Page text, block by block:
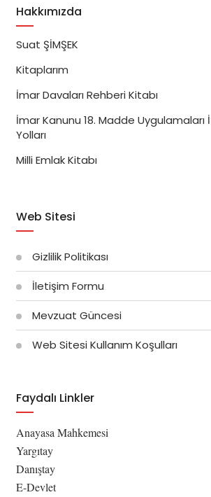
Hakkımızda
Suat ŞİMŞEK
Kitaplarım
İmar Davaları Rehberi Kitabı
İmar Kanunu 18. Madde Uygulamaları
Yolları
Milli Emlak Kitabı
Web Sitesi
Gizlilik Politikası
İletişim Formu
Mevzuat Güncesi
Web Sitesi Kullanım Koşulları
Faydalı Linkler
Anayasa Mahkemesi
Yargıtay
Danıştay
E-Devlet